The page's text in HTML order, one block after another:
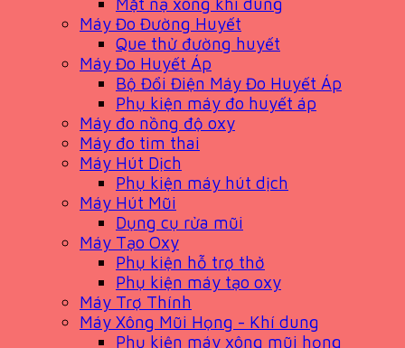
Máy Đo Đường Huyết
Que thử đường huyết
Máy Đo Huyết Áp
Bộ Đổi Điện Máy Đo Huyết Áp
Phụ kiện máy đo huyết áp
Máy đo nồng độ oxy
Máy đo tim thai
Máy Hút Dịch
Phụ kiện máy hút dịch
Máy Hút Mũi
Dụng cụ rửa mũi
Máy Tạo Oxy
Phụ kiện hỗ trợ thở
Phụ kiện máy tạo oxy
Máy Trợ Thính
Máy Xông Mũi Họng - Khí dung
Phụ kiện máy xông mũi họng